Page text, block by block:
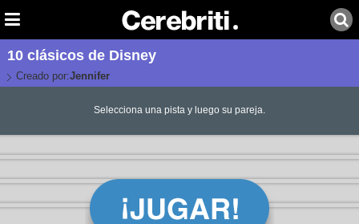
10 clásicos de Disney
Creado por:Jennifer
Selecciona una pista y luego su pareja.